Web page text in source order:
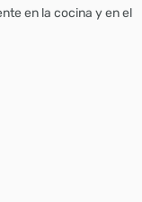
en la cocina y en el